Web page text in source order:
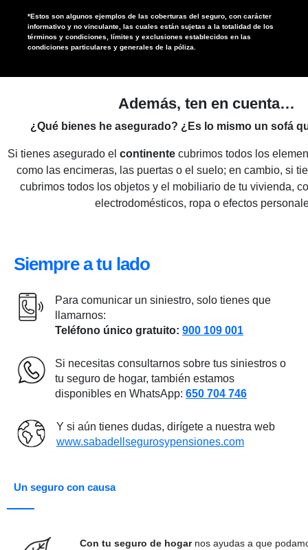
*Estos son algunos ejemplos de las coberturas del seguro, con carácter
informativo y no vinculante, las cuales están sujetas a la totalidad de los
términos y condiciones, límites y exclusiones establecidos en las
condiciones particulares y generales de la póliza.
Además, ten en cuenta…
¿Qué bienes he asegurado? ¿Es lo mismo un sofá
Si tienes asegurado el continente cubrimos todos los
como las encimeras, las puertas o el suelo; en cambio, si
cubrimos todos los objetos y el mobiliario de tu vivienda,
electrodomésticos, ropa o efectos
Siempre a tu lado
Para comunicar un siniestro, solo tienes que
llamarnos:
Teléfono único gratuito: 900 109 001
Si necesitas consultarnos sobre tus siniestros o
tu seguro de hogar, también estamos
disponibles en WhatsApp: 650 704 746
Y si aún tienes dudas, dirígete a nuestra web
www.sabadellsegurosypensiones.com
Un seguro con causa
Con tu seguro de hogar nos ayudas a que